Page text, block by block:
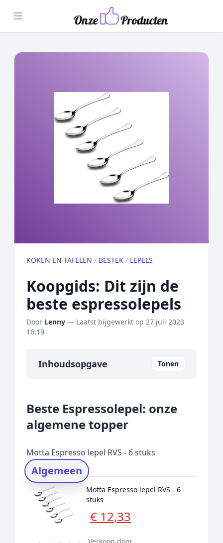
Open menu
KOKEN EN TAFELEN / BESTEK / LEPELS
Koopgids: Dit zijn de
beste espressolepels
Door Lenny — Laatst bijgewerkt op 27 juli 2023
16:19
Inhoudsopgave Tonen
Onze algemene topper
Prijs topper
Rating topper
Onderzoeksmethode
Alternatieven
Prijsniveaus
Beste Espressolepel: onze
algemene topper
Motta Espresso lepel RVS - 6 stuks
Algemeen
Motta Espresso lepel RVS - 6
stuks
€ 12,33